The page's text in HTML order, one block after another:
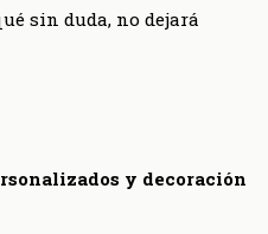
sin duda, no dejará
y decoración